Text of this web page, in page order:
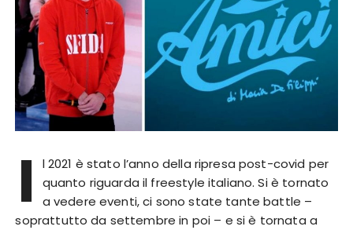
I
l 2021 è stato l’anno della ripresa post-covid per
quanto riguarda il freestyle italiano. Si è tornato
a vedere eventi, ci sono state tante battle –
soprattutto da settembre in poi – e si è tornata a